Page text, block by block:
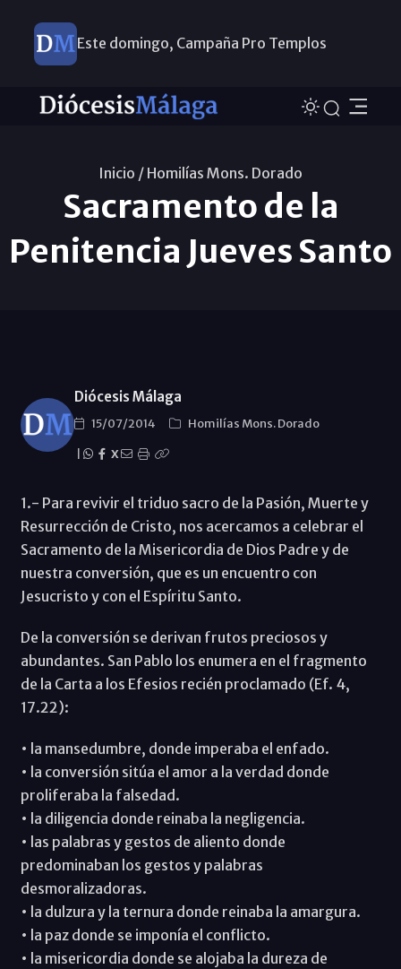
Este domingo, Campaña Pro Templos
Inicio / Homilías Mons. Dorado
Sacramento de la
Penitencia Jueves Santo
Diócesis Málaga
15/07/2014
Homilías Mons. Dorado
X
1.- Para revivir el triduo sacro de la Pasión, Muerte y
Resurrección de Cristo, nos acercamos a celebrar el
Sacramento de la Misericordia de Dios Padre y de
nuestra conversión, que es un encuentro con
Jesucristo y con el Espíritu Santo.
De la conversión se derivan frutos preciosos y
abundantes. San Pablo los enumera en el fragmento
de la Carta a los Efesios recién proclamado (Ef. 4,
17.22):
• la mansedumbre, donde imperaba el enfado.
• la conversión sitúa el amor a la verdad donde
proliferaba la falsedad.
• la diligencia donde reinaba la negligencia.
• las palabras y gestos de aliento donde
predominaban los gestos y palabras
desmoralizadoras.
• la dulzura y la ternura donde reinaba la amargura.
• la paz donde se imponía el conflicto.
• la misericordia donde se alojaba la dureza de